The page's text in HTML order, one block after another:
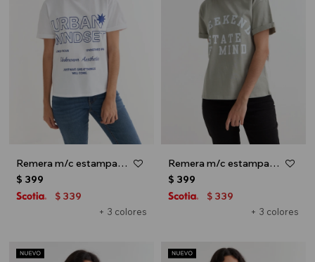
Remera m/c estampada colección Urbana - Blanco
+ 3 colores
$ 399
$ 339
Remera m/c estampada colección Urbana - Verde oliva
+ 3 colores
$ 399
$ 339